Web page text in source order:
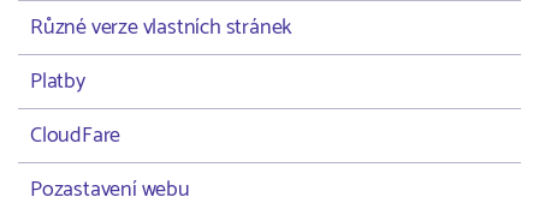
Různé verze vlastních stránek
Platby
CloudFare
Pozastavení webu